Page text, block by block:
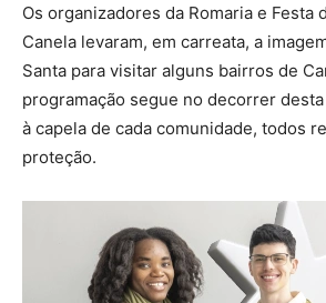
Os organizadores da Romaria e Festa
Canela levaram, em carreata, a
Santa para visitar alguns bairros de
programação segue no decorrer
à capela de cada comunidade, todos
proteção.